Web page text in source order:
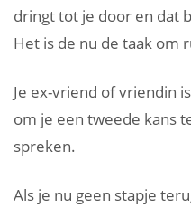
dringt tot je door en dat
Het is de nu de taak om
Je ex-vriend of vriendin
om je een tweede kans
spreken.
Als je nu geen stapje